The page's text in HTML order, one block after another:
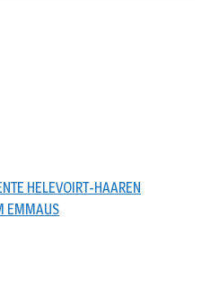
HELEVOIRT-HAAREN
EMMAUS